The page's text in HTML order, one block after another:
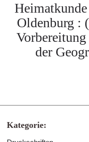
Oldenburg :
der
Kategorie: